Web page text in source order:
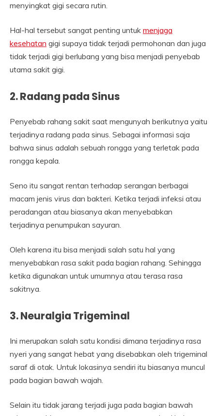
menyingkat gigi secara rutin.
Hal-hal tersebut sangat penting untuk menjaga
kesehatan gigi supaya tidak terjadi permohonan dan juga
tidak terjadi gigi berlubang yang bisa menjadi penyebab
utama sakit gigi.
2. Radang pada Sinus
Penyebab rahang sakit saat mengunyah berikutnya yaitu
terjadinya radang pada sinus. Sebagai informasi saja
bahwa sinus adalah sebuah rongga yang terletak pada
rongga kepala.
Seno itu sangat rentan terhadap serangan berbagai
macam jenis virus dan bakteri. Ketika terjadi infeksi atau
peradangan atau biasanya akan menyebabkan
terjadinya penumpukan sayuran.
Oleh karena itu bisa menjadi salah satu hal yang
menyebabkan rasa sakit pada bagian rahang. Sehingga
ketika digunakan untuk umumnya atau terasa rasa
sakitnya.
3. Neuralgia Trigeminal
Ini merupakan salah satu kondisi dimana terjadinya rasa
nyeri yang sangat hebat yang disebabkan oleh trigeminal
saraf di otak. Untuk lokasinya sendiri itu biasanya muncul
pada bagian bawah wajah.
Selain itu tidak jarang terjadi juga pada bagian bawah